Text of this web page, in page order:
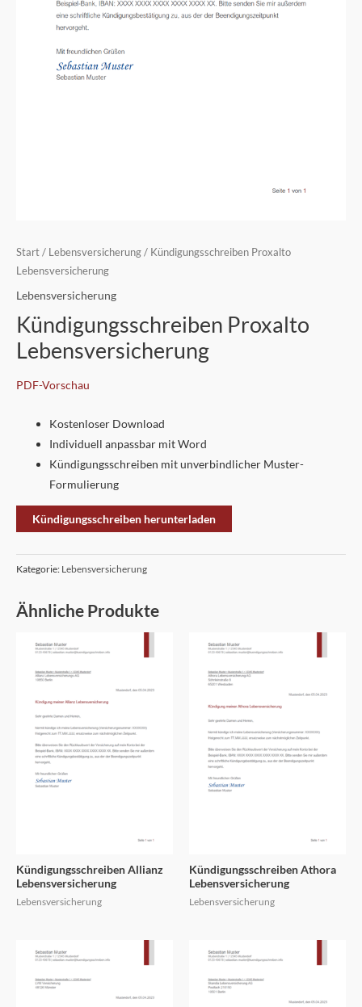
Start / Lebensversicherung / Kündigungsschreiben Proxalto
Lebensversicherung
Lebensversicherung
Kündigungsschreiben Proxalto
Lebensversicherung
PDF-Vorschau
Kostenloser Download
Individuell anpassbar mit Word
Kündigungsschreiben mit unverbindlicher Muster-
Formulierung
Kündigungsschreiben herunterladen
Kategorie: Lebensversicherung
Ähnliche Produkte
Kündigungsschreiben Allianz
Lebensversicherung
Lebensversicherung
Kündigungsschreiben Athora
Lebensversicherung
Lebensversicherung